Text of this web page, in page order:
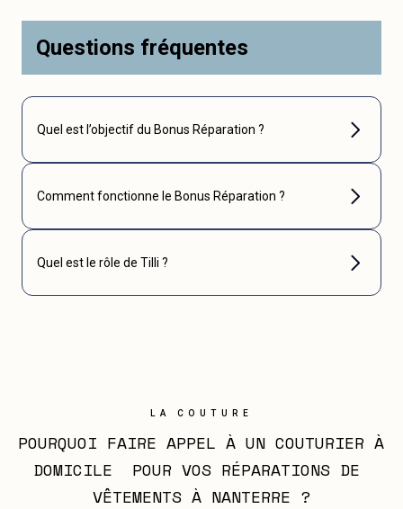
Questions fréquentes
Quel est l’objectif du Bonus Réparation ?
Comment fonctionne le Bonus Réparation ?
Quel est le rôle de Tilli ?
LA COUTURE
POURQUOI FAIRE APPEL À UN COUTURIER À
DOMICILE  POUR VOS RÉPARATIONS DE
VÊTEMENTS À NANTERRE ?